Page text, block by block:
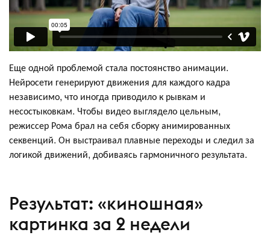
Еще одной проблемой стала постоянство анимации.
Нейросети генерируют движения для каждого кадра
независимо, что иногда приводило к рывкам и
несостыковкам. Чтобы видео выглядело цельным,
режиссер Рома брал на себя сборку анимированных
секвенций. Он выстраивал плавные переходы и следил за
логикой движений, добиваясь гармоничного результата.
Результат: «‎киношная»
картинка за 2 недели